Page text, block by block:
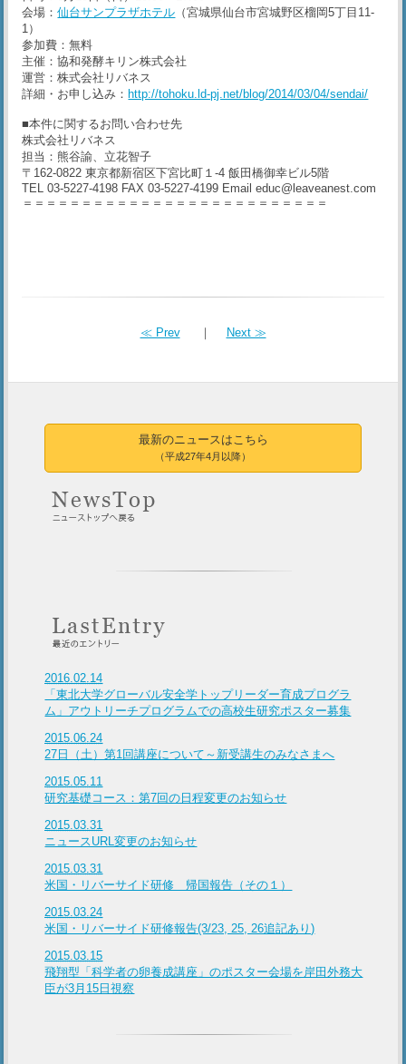
会場：仙台サンプラザホテル （宮城県仙台市宮城野区榴岡5丁目11-
1）
参加費：無料
主催：協和発酵キリン株式会社
運営：株式会社リバネス
詳細・お申し込み： http://tohoku.ld-pj.net/blog/2014/03/04/sendai/
■本件に関するお問い合わせ先
株式会社リバネス
担当：熊谷諭、立花智子
〒162-0822 東京都新宿区下宮比町１-4 飯田橋御幸ビル5階
TEL 03-5227-4198 FAX 03-5227-4199 Email educ@leaveanest.com
＝＝＝＝＝＝＝＝＝＝＝＝＝＝＝＝＝＝＝＝＝＝＝＝＝＝
≪ Prev｜ Next ≫
最新のニュースはこちら
（平成27年4月以降）
2016.02.14
「東北大学グローバル安全学トップリーダー育成プログラ
ム」アウトリーチプログラムでの高校生研究ポスター募集
2015.06.24
27日（土）第1回講座について～新受講生のみなさまへ
2015.05.11
研究基礎コース：第7回の日程変更のお知らせ
2015.03.31
ニュースURL変更のお知らせ
2015.03.31
米国・リバーサイド研修 帰国報告（その１）
2015.03.24
米国・リバーサイド研修報告(3/23, 25, 26追記あり)
2015.03.15
飛翔型「科学者の卵養成講座」のポスター会場を岸田外務大
臣が3月15日視察